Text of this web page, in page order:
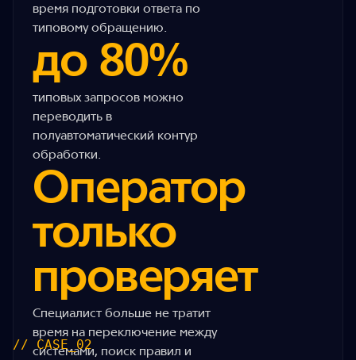
время подготовки ответа по
типовому обращению.
до 80%
типовых запросов можно
переводить в
полуавтоматический контур
обработки.
Оператор
только
проверяет
Специалист больше не тратит
время на переключение между
системами, поиск правил и
// CASE_02